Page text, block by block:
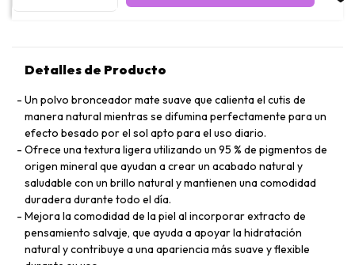
Detalles de Producto
Un polvo bronceador mate suave que calienta el cutis de
manera natural mientras se difumina perfectamente para un
efecto besado por el sol apto para el uso diario.
Ofrece una textura ligera utilizando un 95 % de pigmentos de
origen mineral que ayudan a crear un acabado natural y
saludable con un brillo natural y mantienen una comodidad
duradera durante todo el día.
Mejora la comodidad de la piel al incorporar extracto de
pensamiento salvaje, que ayuda a apoyar la hidratación
natural y contribuye a una apariencia más suave y flexible